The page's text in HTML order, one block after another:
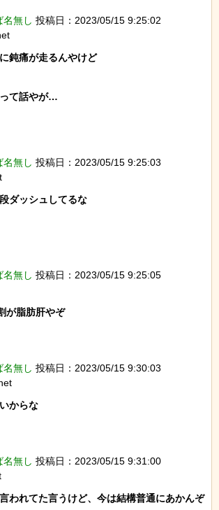
名無し 投稿日：2023/05/15 9:25:02
鈍痛が走るんやけど
て話やが…
名無し 投稿日：2023/05/15 9:25:03
ダッシュしてるな
名無し 投稿日：2023/05/15 9:25:05
が脂肪肝やぞ
名無し 投稿日：2023/05/15 9:30:03
からな
名無し 投稿日：2023/05/15 9:31:00
われてた言うけど、今は結構普通にあかんぞ